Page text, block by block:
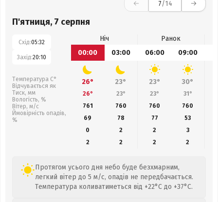
7/14
П'ятниця, 7 серпня
Схід:05:32
Захід:20:10
Температура С°
Відчувається як
Тиск, мм
Вологість, %
Вітер, м/с
Ймовірність опадів,
%
Ніч
Ранок
00:00
03:00 06:00 09:00
26° 23° 23° 30°
26° 23° 23° 31°
761
760 760 760
69
78 77 53
0
2 2
3
2
2 2 2
Протягом усього дня небо буде безхмарним,
легкий вітер до 5 м/с, опадів не передбачається.
Температура коливатиметься від +22°C до +37°C.